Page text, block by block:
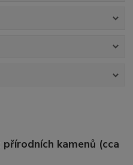
kamenů (cca